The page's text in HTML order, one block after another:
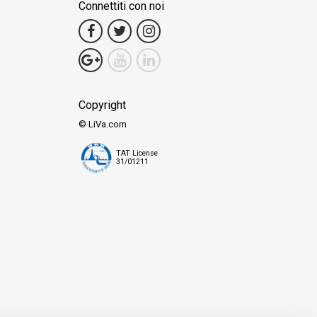
Connettiti con noi
Copyright
© LiVa.com
TAT License
31/01211